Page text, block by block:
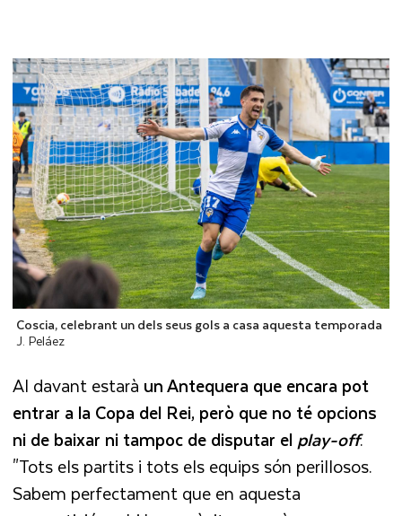
Coscia, celebrant un dels seus gols a casa aquesta temporada
J. Peláez
Al davant estarà un Antequera que encara pot
entrar a la Copa del Rei, però que no té opcions
ni de baixar ni tampoc de disputar elplay-off.
"Tots els partits i tots els equips són perillosos.
Sabem perfectament que en aquesta